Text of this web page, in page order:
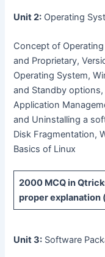
Unit 2: Operating
Concept of
and Proprietary,
Operating System,
and Standby
Application
and Uninstalling a
Disk Fragmentation,
Basics of Linux
2000 MCQin
proper explanation
Unit 3: Software